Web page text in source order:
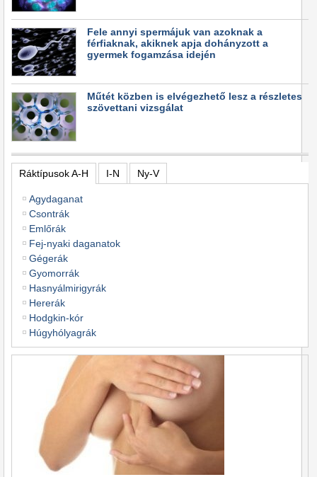
Fele annyi spermájuk van azoknak a
férfiaknak, akiknek apja dohányzott a
gyermek fogamzása idején
Műtét közben is elvégezhető lesz a részletes
szövettani vizsgálat
Ráktípusok A-H I-N Ny-V
Agydaganat
Csontrák
Emlőrák
Fej-nyaki daganatok
Gégerák
Gyomorrák
Hasnyálmirigyrák
Hererák
Hodgkin-kór
Húgyhólyagrák